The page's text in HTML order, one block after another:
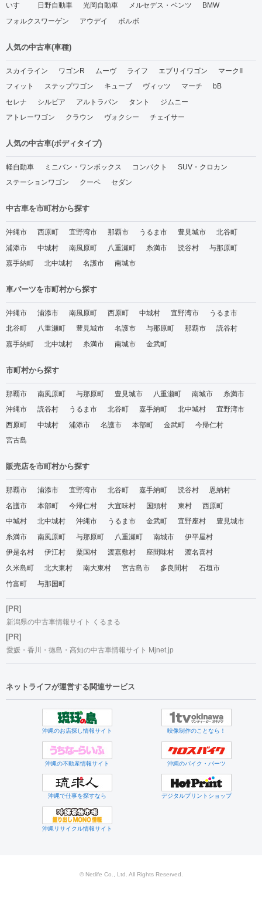
いすゞ
日野自動車 光岡自動車 メルセデス・ベンツ
BMW
フォルクスワーゲン
アウデイ ボルボ
人気の中古車(車種)
スカイライン ワゴンR ムーヴ ライフ エブリイワゴン
マークII
フィット
ステップワゴン キューブ ヴィッツ マーチ
bB
セレナ
シルビア アルトラパン タント
ジムニー
アトレーワゴン
クラウン ヴォクシー チェイサー
人気の中古車(ボディタイプ)
軽自動車 ミニバン・ワンボックス コンパクト
SUV・クロカン
ステーションワゴン
クーペ セダン
中古車を市町村から探す
沖縄市 西原町 宜野湾市 那覇市 うるま市 豊見城市
北谷町
浦添市
中城村 南風原町 八重瀬町 糸満市 読谷村
与那原町
嘉手納町
北中城村 名護市 南城市
車パーツを市町村から探す
沖縄市 浦添市 南風原町 西原町 中城村 宜野湾市
うるま市
北谷町
八重瀬町 豊見城市 名護市 与那原町 那覇市
読谷村
嘉手納町
北中城村 糸満市 南城市 金武町
市町村から探す
那覇市 南風原町 与那原町 豊見城市 八重瀬町 南城市
糸満市
沖縄市
読谷村 うるま市 北谷町 嘉手納町 北中城村
宜野湾市
西原町
中城村 浦添市 名護市 本部町 金武町
今帰仁村
宮古島
販売店を市町村から探す
那覇市 浦添市 宜野湾市 北谷町 嘉手納町 読谷村
恩納村
名護市
本部町 今帰仁村 大宜味村 国頭村 東村
西原町
中城村
北中城村 沖縄市 うるま市 金武町 宜野座村
豊見城市
糸満市
南風原町 与那原町 八重瀬町 南城市
伊平屋村
伊是名村
伊江村 粟国村 渡嘉敷村 座間味村
渡名喜村
久米島町
北大東村 南大東村 宮古島市 多良間村
石垣市
竹富町
与那国町
[PR]
新潟県の中古車情報サイト くるまる
[PR]
愛媛・香川・徳島・高知の中古車情報サイト Mjnet.jp
ネットライフが運営する関連サービス
沖縄のお店探し情報サイト 映像制作のことなら！
沖縄の不動産情報サイト 沖縄のバイク・パーツ
沖縄で仕事を探すなら デジタルプリントショップ
沖縄リサイクル情報サイト
© Netlife Co., Ltd. All Rights Reserved.